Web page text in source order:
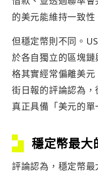
的美元能維持一致性
但穩定幣則不同。
於各自獨立的區塊
格其實經常偏離美
街日報的評論認為
真正具備「美元的單
穩定幣最大
評論認為，穩定幣